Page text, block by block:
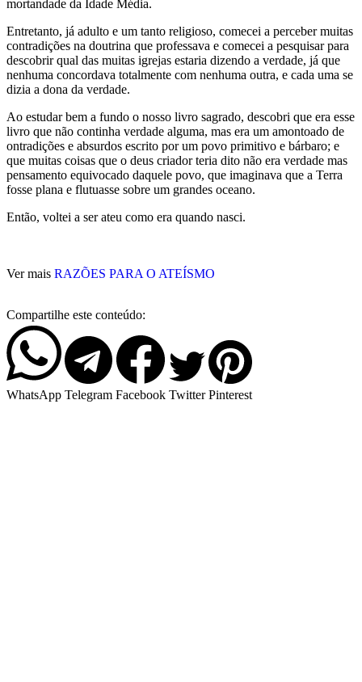
mortandade da Idade Média.
Entretanto, já adulto e um tanto religioso, comecei a perceber muitas
contradições na doutrina que professava e comecei a pesquisar para
descobrir qual das muitas igrejas estaria dizendo a verdade, já que
nenhuma concordava totalmente com nenhuma outra, e cada uma se
dizia a dona da verdade.
Ao estudar bem a fundo o nosso livro sagrado, descobri que era esse
livro que não continha verdade alguma, mas era um amontoado de
ontradições e absurdos escrito por um povo primitivo e bárbaro; e
que muitas coisas que o deus criador teria dito não era verdade mas
pensamento equivocado daquele povo, que imaginava que a Terra
fosse plana e flutuasse sobre um grandes oceano.
Então, voltei a ser ateu como era quando nasci.
Ver mais RAZÕES PARA O ATEÍSMO
Compartilhe este conteúdo:
WhatsApp Telegram Facebook Twitter Pinterest